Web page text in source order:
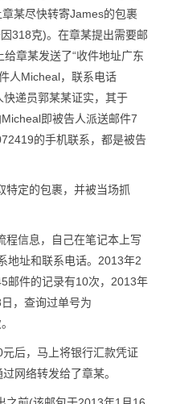
某尽快转寄James的包裹
318克)。在章某提出需要邮
章某发送了“收件地址广东
人Micheal，联系电话
递员郭某某证实，其于
即被告人派送邮件7
的手机联系，都是被告
特定的包裹，并被当场抓
程信息，自己在笔记本上写
地址和联系电话。2013年2
邮件的记录有10次，2013年
，查询过单号为
后，马上将银行汇款凭证
网络转发给了章某。